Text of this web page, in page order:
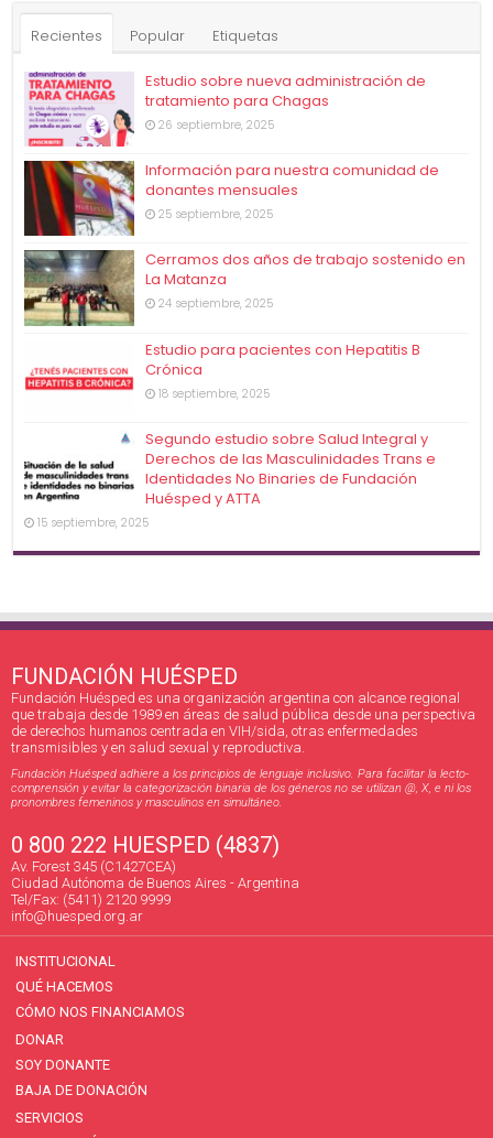
Recientes Popular Etiquetas
Estudio sobre nueva administración de
tratamiento para Chagas
26 septiembre, 2025
Información para nuestra comunidad de
donantes mensuales
25 septiembre, 2025
Cerramos dos años de trabajo sostenido en
La Matanza
24 septiembre, 2025
Estudio para pacientes con Hepatitis B
Crónica
18 septiembre, 2025
Segundo estudio sobre Salud Integral y
Derechos de las Masculinidades Trans e
Identidades No Binaries de Fundación
Huésped y ATTA
15 septiembre, 2025
FUNDACIÓN HUÉSPED
Fundación Huésped es una organización argentina con alcance regional
que trabaja desde 1989 en áreas de salud pública desde una perspectiva
de derechos humanos centrada en VIH/sida, otras enfermedades
transmisibles y en salud sexual y reproductiva.
Fundación Huésped adhiere a los principios de lenguaje inclusivo. Para facilitar la lecto-
comprensión y evitar la categorización binaria de los géneros no se utilizan @, X, e ni los
pronombres femeninos y masculinos en simultáneo.
0 800 222 HUESPED (4837)
Av. Forest 345 (C1427CEA)
Ciudad Autónoma de Buenos Aires - Argentina
Tel/Fax: (5411) 2120 9999
info@huesped.org.ar
INSTITUCIONAL
QUÉ HACEMOS
CÓMO NOS FINANCIAMOS
DONAR
SOY DONANTE
BAJA DE DONACIÓN
SERVICIOS